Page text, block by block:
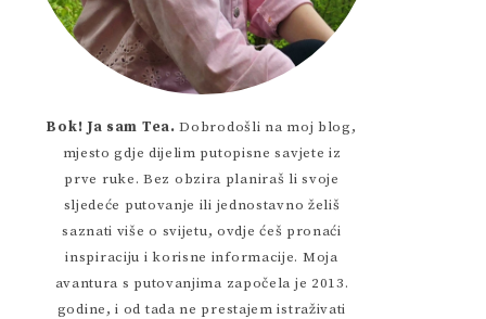
Bok! Ja sam Tea.Dobrodošli na moj blog,
mjesto gdje dijelim putopisne savjete iz
prve ruke. Bez obzira planiraš li svoje
sljedeće putovanje ili jednostavno želiš
saznati više o svijetu, ovdje ćeš pronaći
inspiraciju i korisne informacije. Moja
avantura s putovanjima započela je 2013.
godine, i od tada ne prestajem istraživati